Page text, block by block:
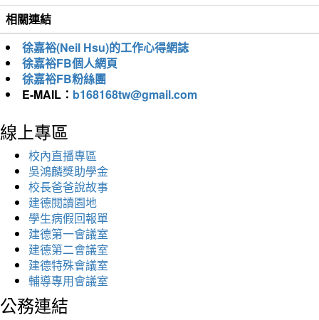
相關連結
徐嘉裕(Neil Hsu)的工作心得網誌
徐嘉裕FB個人網頁
徐嘉裕FB粉絲團
E-MAIL： b168168tw@gmail.com
線上專區
校內直播專區
吳鴻麟獎助學金
校長爸爸說故事
建德閱讀園地
學生病假回報單
建德第一會議室
建德第二會議室
建德特殊會議室
輔導專用會議室
公務連結